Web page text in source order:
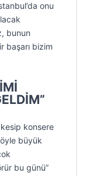
onu
bunun
başarı bizim
kesip konsere
büyük
bu günü”